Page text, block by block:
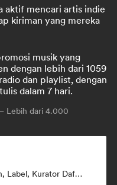
aktif mencari artis indie
kiriman yang mereka
musik yang
dengan lebih dari 1059
dan playlist, dengan
dalam 7 hari.
Lebih dari 4.000
Saluran YouTube/Twitch, Label, Kurator Daftar Putar, Stasiun Radio